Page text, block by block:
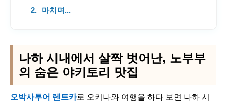
마치며...
나하 시내에서 살짝 벗어난, 노부부
의 숨은 야키토리 맛집
오박사투어 렌트카로 오키나와 여행을 하다 보면 나하 시